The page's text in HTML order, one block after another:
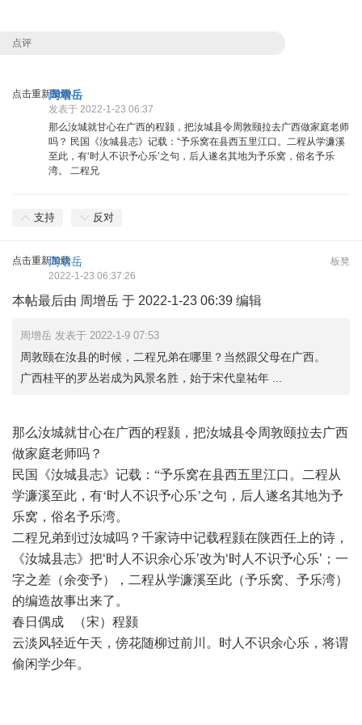
点评
点击重新加载
周增岳
发表于 2022-1-23 06:37
那么汝城就甘心在广西的程颢，把汝城县令周敦颐拉去广西做家庭老师
吗？ 民国《汝城县志》记载：“予乐窝在县西五里江口。二程从学濂溪
至此，有‘时人不识予心乐’之句，后人遂名其地为予乐窝，俗名予乐
湾。 二程兄
支持 反对
点击重新加载 板凳
周增岳
2022-1-23 06:37:26
本帖最后由 周增岳 于 2022-1-23 06:39 编辑
周增岳 发表于 2022-1-9 07:53
周敦颐在汝县的时候，二程兄弟在哪里？当然跟父母在广西。
广西桂平的罗丛岩成为风景名胜，始于宋代皇祐年 ...
那么汝城就甘心在广西的程颢， 把汝城县令周敦颐拉去广西
做家庭老师吗？
民国《汝城县志》记载：“予乐窝在县西五里江口。二程从
学濂溪至此，有‘时人不识予心乐’之句，后人遂名其地为予
乐窝，俗名予乐湾。
二程兄弟到过汝城吗？ 千家诗中记载程颢在陕西任上的诗，
《汝城县志》把‘时人不识余心乐’改为‘时人不识予心乐’；一
字之差（余变予）， 二程从学濂溪至此（予乐窝、予乐湾）
的编造故事出来了。
春日偶成 （宋） 程颢
云淡风轻近午天，傍花随柳过前川
。时人不识余心乐，将谓
偷闲学少年。